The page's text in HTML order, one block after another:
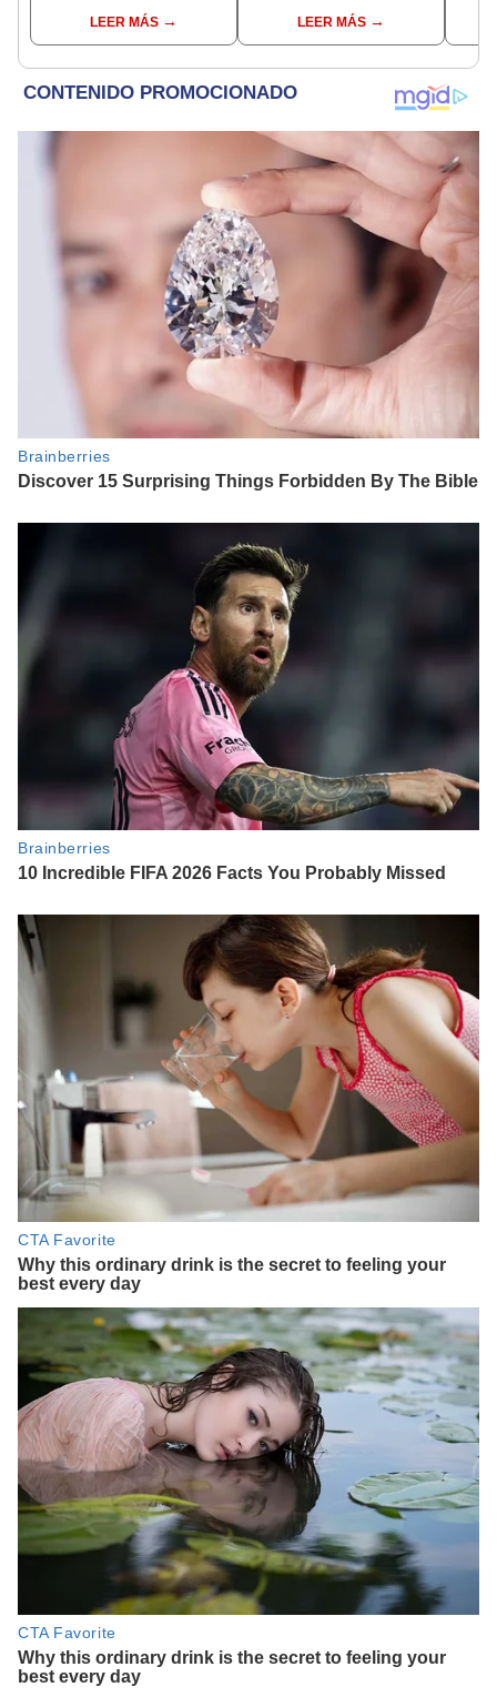
denuncia por
tocamientos: “Va a
LEER MÁS
advertencia: “Lo
determinara la justicia”
LEER MÁS